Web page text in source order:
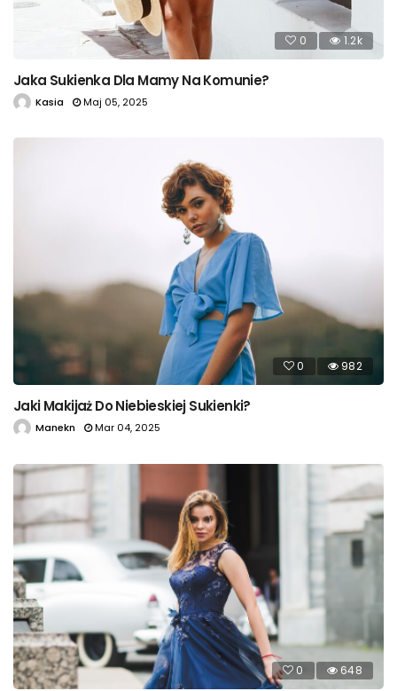
0 1.2k
Jaka Sukienka Dla Mamy Na Komunie?
Kasia Maj 05, 2025
0 982
Jaki Makijaż Do Niebieskiej Sukienki?
Manekn Mar 04, 2025
0 648